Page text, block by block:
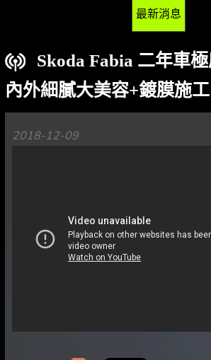
最新消息
Skoda Fabia 二年車
內外細膩大美容+鍍膜施
2018-12-09